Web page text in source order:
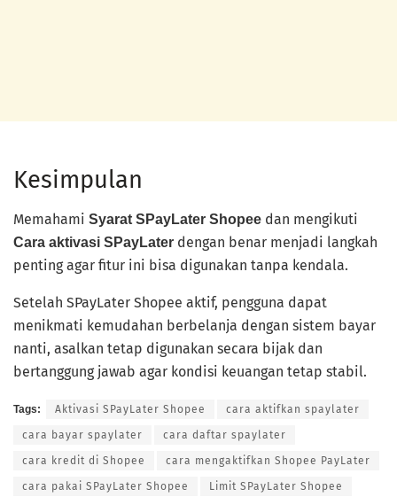
Kesimpulan
Memahami Syarat SPayLater Shopee dan mengikuti
Cara aktivasi SPayLater dengan benar menjadi langkah
penting agar fitur ini bisa digunakan tanpa kendala.
Setelah SPayLater Shopee aktif, pengguna dapat
menikmati kemudahan berbelanja dengan sistem bayar
nanti, asalkan tetap digunakan secara bijak dan
bertanggung jawab agar kondisi keuangan tetap stabil.
Tags: Aktivasi SPayLater Shopee cara aktifkan spaylater
cara bayar spaylater cara daftar spaylater
cara kredit di Shopee cara mengaktifkan Shopee PayLater
cara pakai SPayLater Shopee Limit SPayLater Shopee